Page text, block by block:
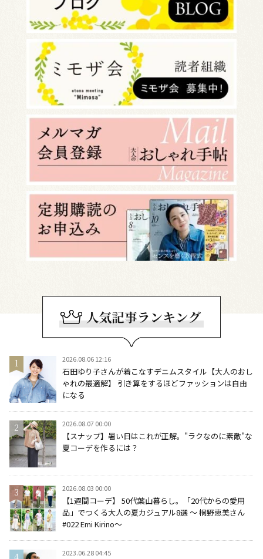
2026.08.06 12:16
石田ゆり子さんが着こなすデニムスタイル【大人のおし
ゃれの最適解】 引き算をするほどファッションは自由
になる
2026.08.07 00:00
【スナップ】暑い日はこれが正解。"ラクなのに素敵"な
夏コーデを作るには？
2026.08.03 00:00
【1週間コーデ】 50代葉山暮らし。「20代からの愛用
品」でつくる大人の夏カジュアル8選 ～ 桐野恵美さん
#022 Emi Kirino～
2023.06.28 04:45